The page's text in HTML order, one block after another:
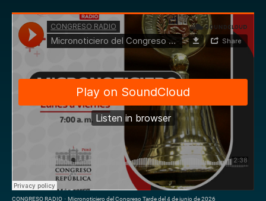
CONGRESO RADIO · Micronoticiero del Congreso Tarde del 4 de junio de 2026